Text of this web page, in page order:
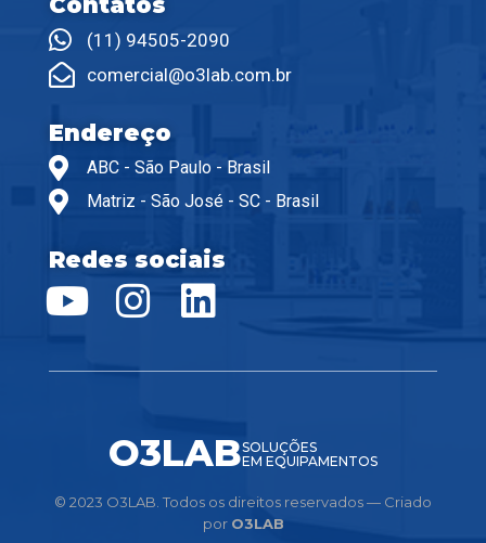
(11) 94505-2090
comercial@o3lab.com.br
Endereço
ABC - São Paulo - Brasil
Matriz - São José - SC - Brasil
Redes sociais
O3LABSOLUÇÕES
EM EQUIPAMENTOS
© 2023 O3LAB. Todos os direitos reservados — Criado
por O3LAB